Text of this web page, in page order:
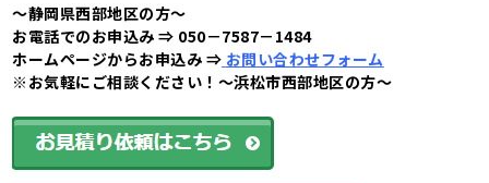
～静岡県西部地区の方～
お電話でのお申込み ⇒ 050－7587－1484
ホームページからお申込み ⇒ お問い合わせフォーム
※お気軽にご相談ください！～浜松市西部地区の方～